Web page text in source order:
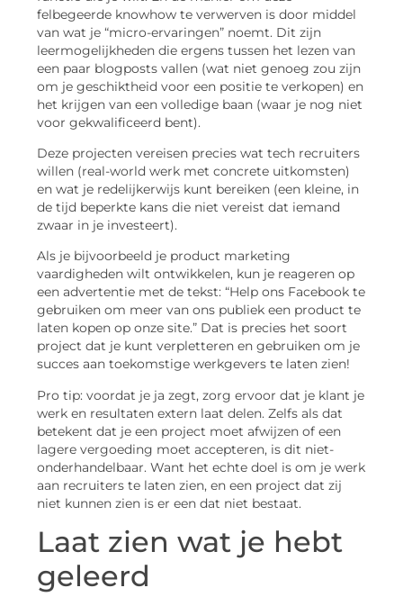
felbegeerde knowhow te verwerven is door middel
van wat je “micro-ervaringen” noemt. Dit zijn
leermogelijkheden die ergens tussen het lezen van
een paar blogposts vallen (wat niet genoeg zou zijn
om je geschiktheid voor een positie te verkopen) en
het krijgen van een volledige baan (waar je nog niet
voor gekwalificeerd bent).
Deze projecten vereisen precies wat tech recruiters
willen (real-world werk met concrete uitkomsten)
en wat je redelijkerwijs kunt bereiken (een kleine, in
de tijd beperkte kans die niet vereist dat iemand
zwaar in je investeert).
Als je bijvoorbeeld je product marketing
vaardigheden wilt ontwikkelen, kun je reageren op
een advertentie met de tekst: “Help ons Facebook te
gebruiken om meer van ons publiek een product te
laten kopen op onze site.” Dat is precies het soort
project dat je kunt verpletteren en gebruiken om je
succes aan toekomstige werkgevers te laten zien!
Pro tip: voordat je ja zegt, zorg ervoor dat je klant je
werk en resultaten extern laat delen. Zelfs als dat
betekent dat je een project moet afwijzen of een
lagere vergoeding moet accepteren, is dit niet-
onderhandelbaar. Want het echte doel is om je werk
aan recruiters te laten zien, en een project dat zij
niet kunnen zien is er een dat niet bestaat.
Laat zien wat je hebt
geleerd